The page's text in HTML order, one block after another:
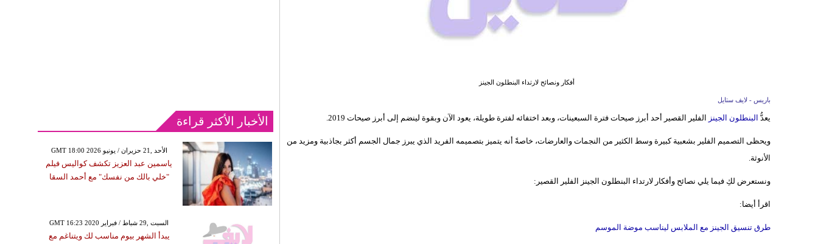
أفكار ونصائح لارتداء البنطلون الجينز
باريس - لايف ستايل
يعدُّ البنطلون الجينز الفلير القصير أحد أبرز صيحات فترة السبعينات، وبعد اختفائه لفترة طويلة، يعود الآن وبقوة لينضم إلى أبرز صيحات 2019.
ويحظى التصميم الفلير بشعبية كبيرة وسط الكثير من النجمات والعارضات، خاصةً أنه يتميز بتصميمه الفريد الذي يبرز جمال الجسم أكثر بجاذبية ومزيد من
الأنوثة.
ونستعرض لكِ فيما يلي نصائح وأفكار لارتداء البنطلون الجينز الفلير القصير:
اقرأ أيضا:
طرق تنسيق الجينز مع الملابس ليناسب موضة الموسم
الأخبار الأكثر قراءة
GMT 18:00 2026 الأحد ,21 حزيران / يونيو
ياسمين عبد العزيز تكشف كواليس فيلم
"خلي بالك من نفسك" مع أحمد السقا
GMT 16:23 2020 السبت ,29 شباط / فبراير
يبدأ الشهر بيوم مناسب لك ويتناغم مع